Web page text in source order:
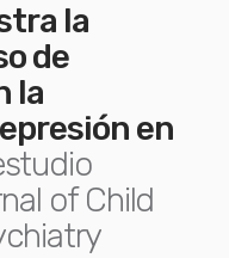
la
de
la
en
of Child